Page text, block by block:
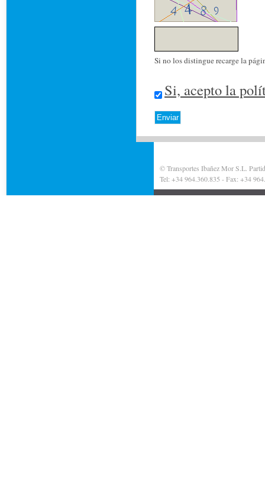
Si no los distingue recarge la
Si, acepto la
© Transportes Ibañez Mor S.L.
Tel: +34 964.360.835 - Fax: +34